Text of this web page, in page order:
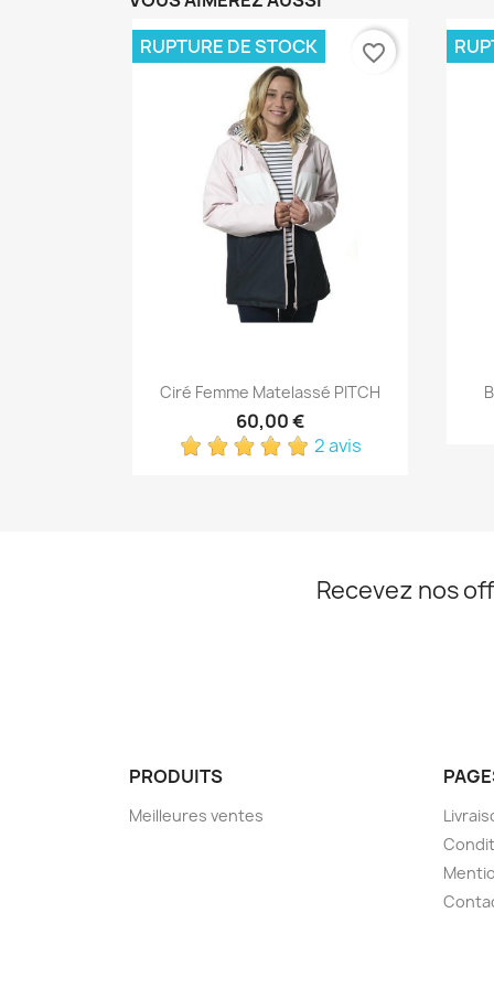
Aperçu rapide
Ciré Femme Matelassé PITCH
60,00 €
2 avis
RUPTURE DE STOCK favorite_border
Recevez nos
PRODUITS
Meilleures ventes